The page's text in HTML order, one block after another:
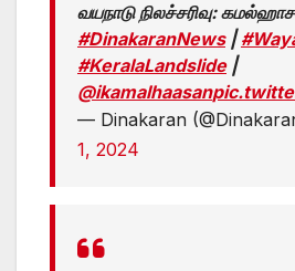
வயநாடு நிலச்சரிவு:
#DinakaranNews|
#KeralaLandslide|
@ikamalhaasan
— Dinakaran
1, 2024